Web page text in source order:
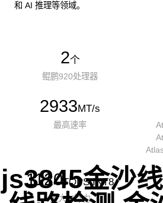
和 AI 推理等领域。
2个
鲲鹏920处理器
2933MT/s
最高速率
1120 TOPS INT8
最大AI算力
js3845金沙